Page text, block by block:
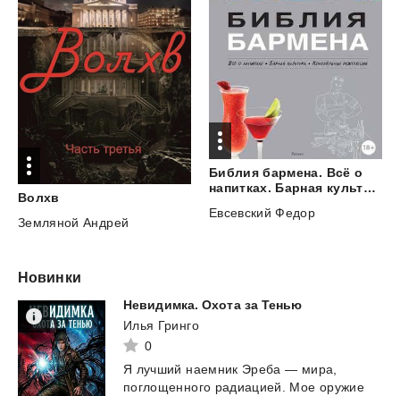
Волхв
Земляной Андрей
Библия бармена. Всё о
напитках. Барная культура. Коктейльная революция
Евсевский Федор
Новинки
Невидимка. Охота за Тенью
Илья Гринго
0
Я лучший наемник Эреба — мира,
поглощенного радиацией. Мое оружие